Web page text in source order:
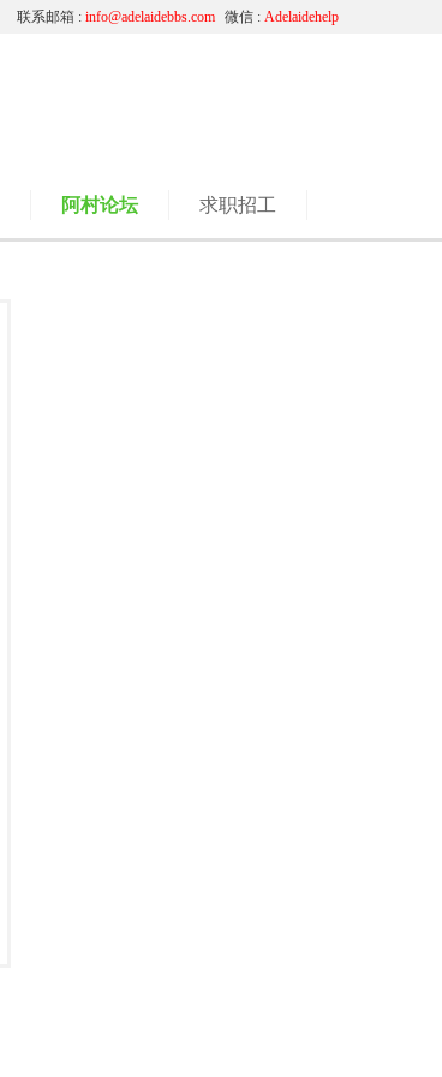
微信 : Adelaidehelp
联系邮箱 : info@adelaidebbs.com
阿村论坛 求职招工